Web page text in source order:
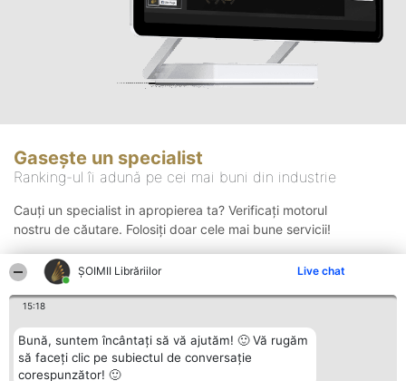
ȘOIMII Librăriilor Live chat
15:18
Bună, suntem încântați să vă ajutăm! 🙂 Vă rugăm
să faceți clic pe subiectul de conversație
corespunzător! 🙂
Gasește un specialist
Ranking-ul îi adună pe cei mai buni din industrie
Cauți un specialist in apropierea ta? Verificați motorul
nostru de căutare. Folosiți doar cele mai bune servicii!